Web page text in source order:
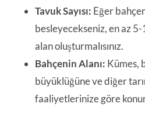
Tavuk Sayısı: Eğer
besleyecekseniz, en az
alan oluşturmalısınız.
Bahçenin Alanı: Kümes,
büyüklüğüne ve diğer
faaliyetlerinize göre